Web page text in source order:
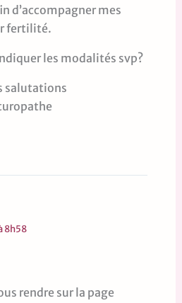
d’accompagner mes
fertilité.
les modalités svp?
salutations
8h58
rendre sur la page